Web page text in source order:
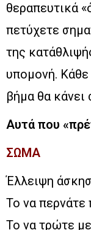
θεραπευτικά
πετύχετε
της
υπομονή.
βήμα θα κάνει
Αυτά που
ΣΩΜΑ
Έλλειψη
Το να
Το να τρώτε